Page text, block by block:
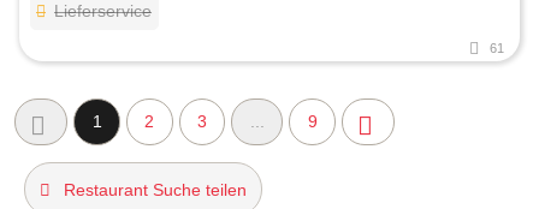
Lieferservice
61
1 2 3 9
Restaurant Suche teilen